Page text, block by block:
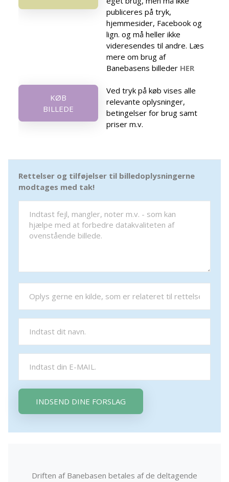
publiceres på tryk,
hjemmesider, Facebook og
lign. og må heller ikke
videresendes til andre. Læs
mere om brug af
Banebasens billeder HER
KØB
BILLEDE
Ved tryk på køb vises alle
relevante oplysninger,
betingelser for brug samt
priser m.v.
Rettelser og tilføjelser til billedoplysningerne
modtages med tak!
INDSEND DINE FORSLAG
Driften af Banebasen betales af de deltagende